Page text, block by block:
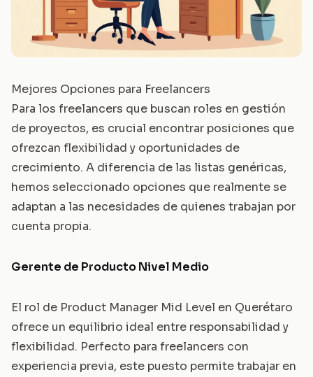
Mejores Opciones para Freelancers
Para los freelancers que buscan roles en gestión
de proyectos, es crucial encontrar posiciones que
ofrezcan flexibilidad y oportunidades de
crecimiento. A diferencia de las listas genéricas,
hemos seleccionado opciones que realmente se
adaptan a las necesidades de quienes trabajan por
cuenta propia.
Gerente de Producto Nivel Medio
El rol de Product Manager Mid Level en Querétaro
ofrece un equilibrio ideal entre responsabilidad y
flexibilidad. Perfecto para freelancers con
experiencia previa, este puesto permite trabajar en